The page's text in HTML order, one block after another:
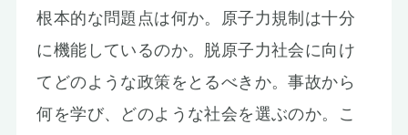
根本的な問題点は何か。原子力規制は十分
に機能しているのか。脱原子力社会に向け
てどのような政策をとるべきか。事故から
何を学び、どのような社会を選ぶのか。こ